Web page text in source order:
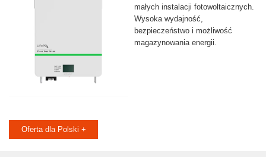
małych instalacji fotowoltaicznych.
Wysoka wydajność,
bezpieczeństwo i możliwość
magazynowania energii.
Oferta dla Polski +